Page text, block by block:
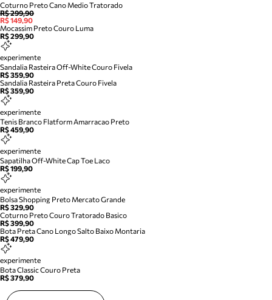
Coturno Preto Cano Medio Tratorado
R$ 299,90
R$ 149,90
Mocassim Preto Couro Luma
R$ 299,90
experimente
Sandalia Rasteira Off-White Couro Fivela
R$ 359,90
Sandalia Rasteira Preta Couro Fivela
R$ 359,90
experimente
Tenis Branco Flatform Amarracao Preto
R$ 459,90
experimente
Sapatilha Off-White Cap Toe Laco
R$ 199,90
experimente
Bolsa Shopping Preto Mercato Grande
R$ 329,90
Coturno Preto Couro Tratorado Basico
R$ 399,90
Bota Preta Cano Longo Salto Baixo Montaria
R$ 479,90
experimente
Bota Classic Couro Preta
R$ 379,90